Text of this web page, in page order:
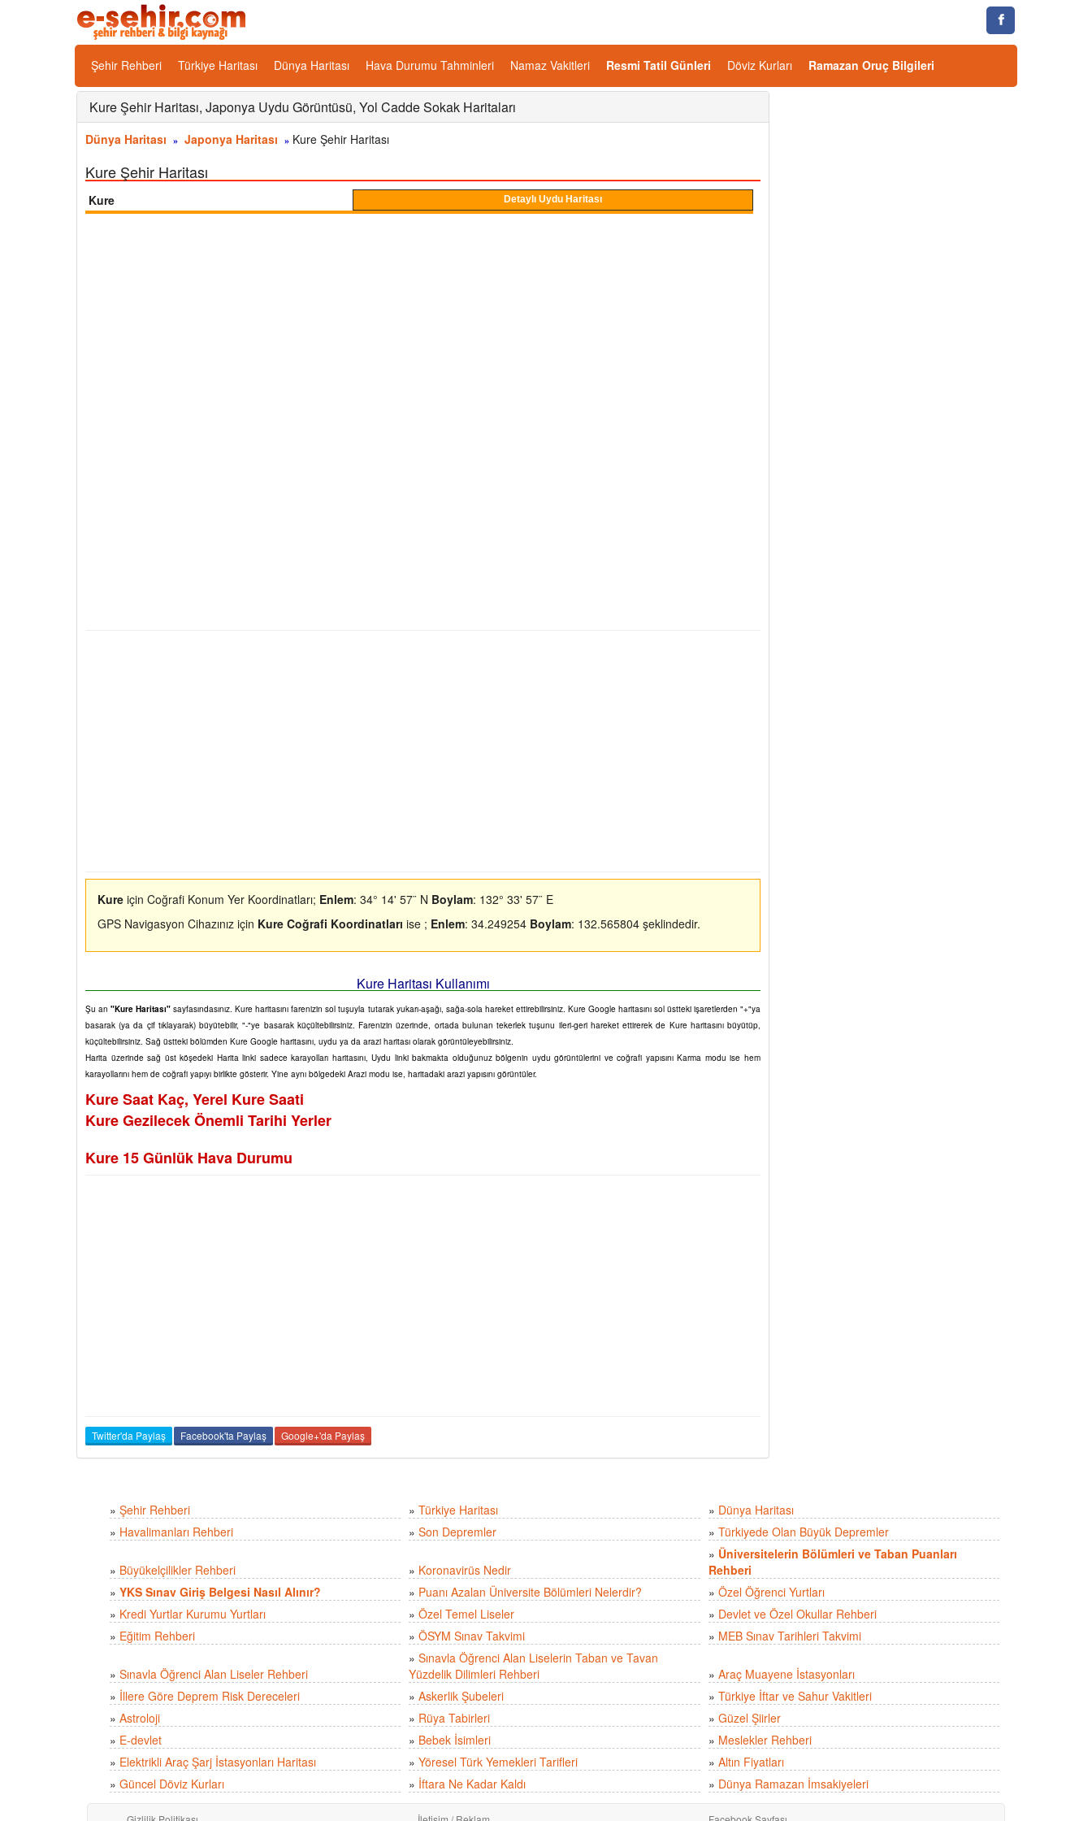
Şehir Rehberi Türkiye Haritası Dünya Haritası Hava Durumu Tahminleri Namaz Vakitleri Resmi Tatil Günleri Döviz Kurları Ramazan Oruç Bilgileri
Kure Şehir Haritası, Japonya Uydu Görüntüsü, Yol Cadde Sokak Haritaları
Dünya Haritası » Japonya Haritası » Kure Şehir Haritası
Kure Şehir Haritası
Kure Detaylı Uydu Haritası
Kure için Coğrafi Konum Yer Koordinatları; Enlem: 34° 14' 57¨ N Boylam: 132° 33' 57¨ E
GPS Navigasyon Cihazınız için Kure Coğrafi Koordinatları ise ; Enlem: 34.249254 Boylam: 132.565804 şeklindedir.
Kure Haritası Kullanımı
Şu an"Kure Haritası" sayfasındasınız. Kure haritasını farenizin sol tuşuyla tutarak yukarı-aşağı, sağa-sola hareket ettirebilirsiniz. Kure Google haritasını sol üstteki işaretlerden "+"ya
basarak (ya da çif tıklayarak) büyütebilir, "-"ye basarak küçültebilirsiniz. Farenizin üzerinde, ortada bulunan tekerlek tuşunu ileri-geri hareket ettirerek de Kure haritasını büyütüp,
küçültebilirsiniz. Sağ üstteki bölümden Kure Google haritasını, uydu ya da arazi haritası olarak görüntüleyebilirsiniz.
Harita üzerinde sağ üst köşedeki Harita linki sadece karayolları haritasını, Uydu linki bakmakta olduğunuz bölgenin uydu görüntülerini ve coğrafi yapısını Karma modu ise hem
karayollarını hem de coğrafi yapıyı birlikte gösterir. Yine aynı bölgedeki Arazi modu ise, haritadaki arazi yapısını görüntüler.
Kure Saat Kaç, Yerel Kure Saati
Kure Gezilecek Önemli Tarihi Yerler
Kure 15 Günlük Hava Durumu
Twitter'da Paylaş Facebook'ta Paylaş Google+'da Paylaş
» Şehir Rehberi » Türkiye Haritası » Dünya Haritası
» Havalimanları Rehberi » Son Depremler » Türkiyede Olan Büyük Depremler
» Büyükelçilikler Rehberi » Koronavirüs Nedir
» Üniversitelerin Bölümleri ve Taban Puanları
Rehberi
» YKS Sınav Giriş Belgesi Nasıl Alınır? » Puanı Azalan Üniversite Bölümleri Nelerdir? » Özel Öğrenci Yurtları
» Kredi Yurtlar Kurumu Yurtları » Özel Temel Liseler » Devlet ve Özel Okullar Rehberi
» Eğitim Rehberi » ÖSYM Sınav Takvimi » MEB Sınav Tarihleri Takvimi
» Sınavla Öğrenci Alan Liseler Rehberi
» Sınavla Öğrenci Alan Liselerin Taban ve Tavan
Yüzdelik Dilimleri Rehberi
» Araç Muayene İstasyonları
» İllere Göre Deprem Risk Dereceleri » Askerlik Şubeleri » Türkiye İftar ve Sahur Vakitleri
» Astroloji » Rüya Tabirleri » Güzel Şiirler
» E-devlet » Bebek İsimleri » Meslekler Rehberi
» Elektrikli Araç Şarj İstasyonları Haritası » Yöresel Türk Yemekleri Tarifleri » Altın Fiyatları
» Güncel Döviz Kurları » İftara Ne Kadar Kaldı » Dünya Ramazan İmsakiyeleri